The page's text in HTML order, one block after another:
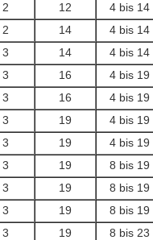
2 12 4 bis 14
2 14 4 bis 14
3 14 4 bis 14
3 16 4 bis 19
3 16 4 bis 19
3 19 4 bis 19
3 19 4 bis 19
3 19 8 bis 19
3 19 8 bis 19
3 19 8 bis 19
3 19 8 bis 23